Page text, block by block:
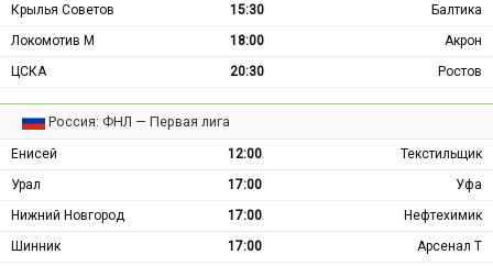
Крылья Советов 15:30
Балтика
Локомотив М
18:00
Акрон
ЦСКА
20:30 Ростов
Россия: ФНЛ — Первая лига
Енисей 12:00
Текстильщик
Урал
17:00
Уфа
Нижний Новгород
17:00
Нефтехимик
Шинник
17:00 Арсенал Т